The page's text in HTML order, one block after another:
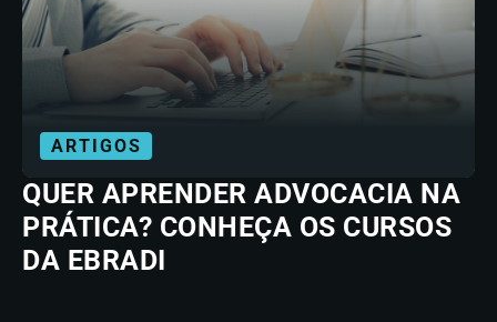
ARTIGOS
QUER APRENDER ADVOCACIA NA
PRÁTICA? CONHEÇA OS CURSOS
DA EBRADI